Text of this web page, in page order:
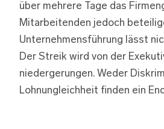
über mehrere Tage das
Mitarbeitenden jedoch
Unternehmensführung lässt
Der Streik wird von der
niedergerungen. Weder
Lohnungleichheit finden ein